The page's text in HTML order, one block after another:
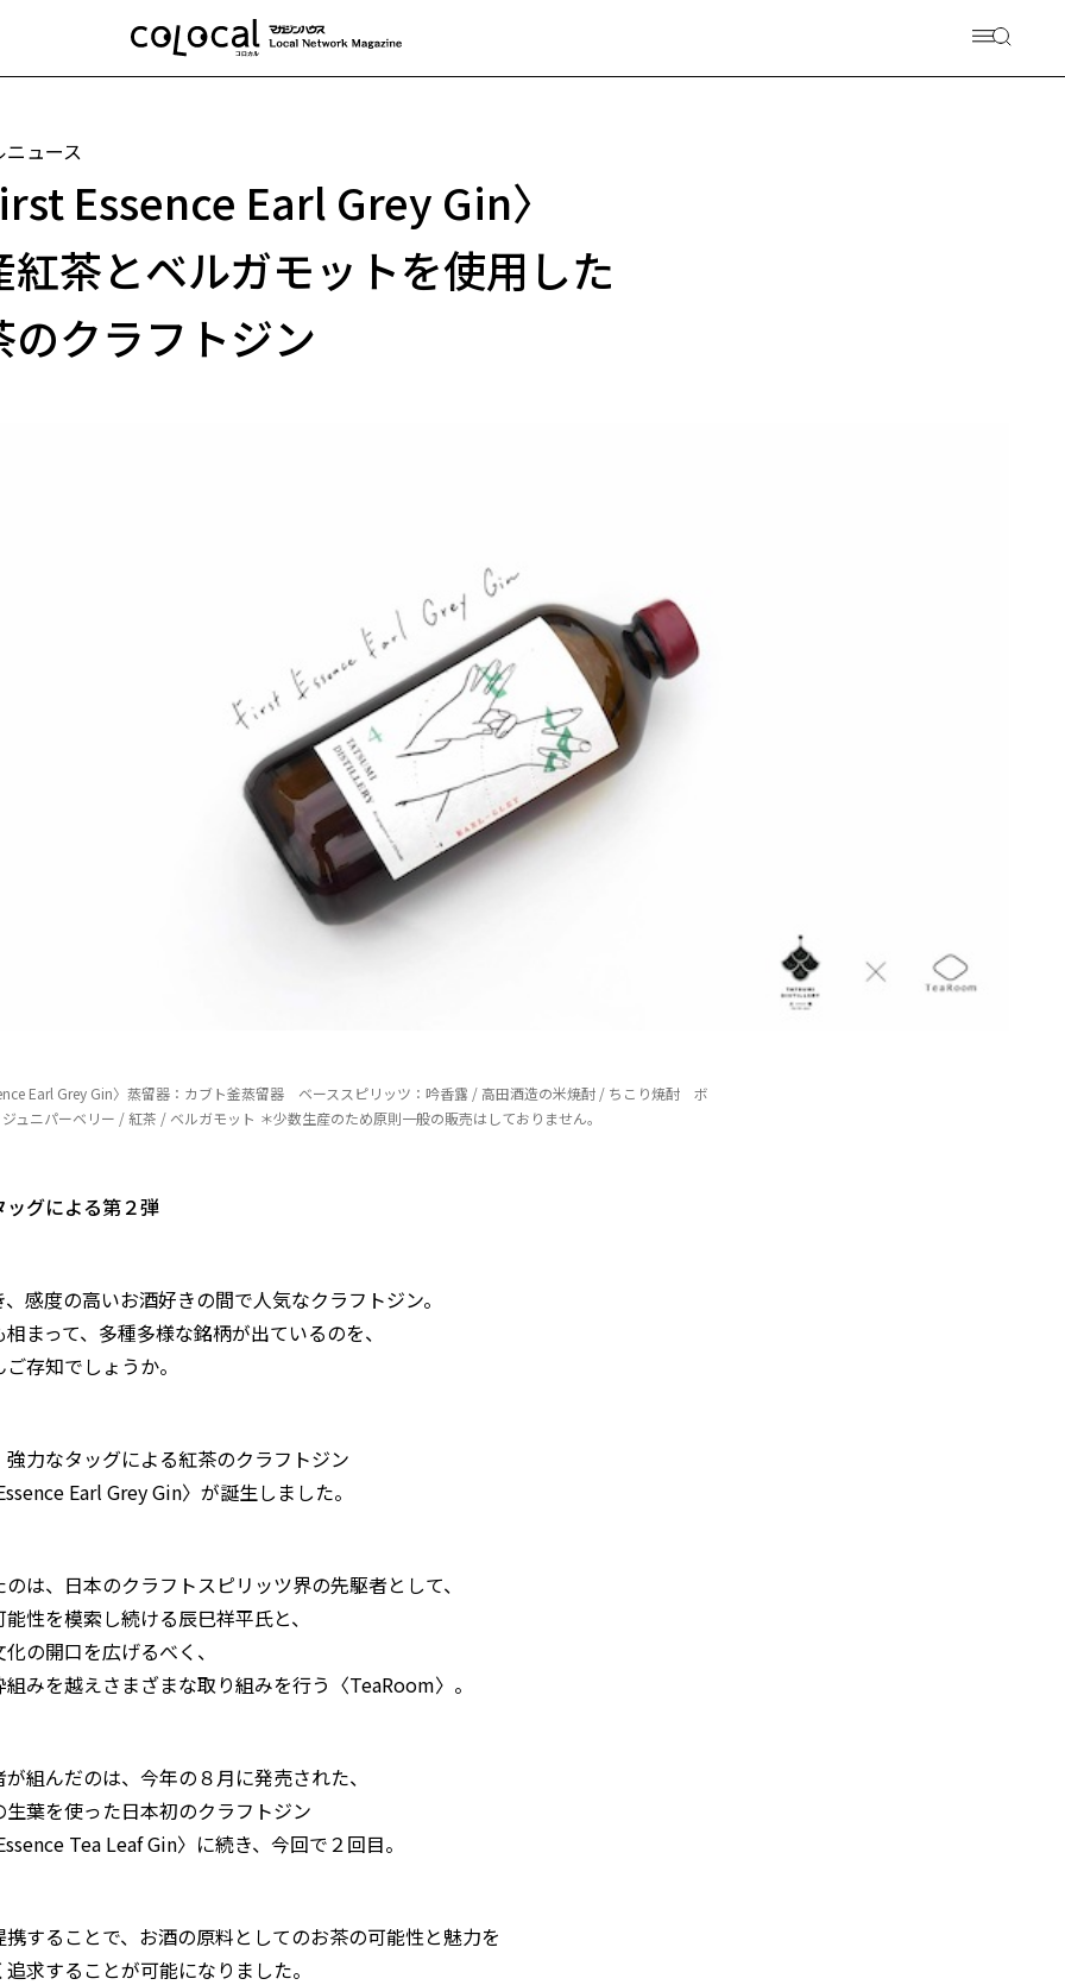
ュース
Essence Earl Grey Gin〉
紅茶とベルガモットを使用した
のクラフトジン
Earl Grey Gin〉蒸留器：カブト釜蒸留器 ベーススピリッツ：吟香露 / 高田酒造の米焼酎 / ちこり焼酎 ボ
ュニパーベリー / 紅茶 / ベルガモット ＊少数生産のため原則一般の販売はしておりません。
ッグによる第２弾
感度の高いお酒好きの間で人気なクラフトジン。
まって、多種多様な銘柄が出ているのを、
存知でしょうか。
強力なタッグによる紅茶のクラフトジン
Earl Grey Gin〉が誕生しました。
は、日本のクラフトスピリッツ界の先駆者として、
性を模索し続ける辰巳祥平氏と、
の開口を広げるべく、
みを越えさまざまな取り組みを行う〈TeaRoom〉。
組んだのは、今年の８月に発売された、
生葉を使った日本初のクラフトジン
Tea Leaf Gin〉に続き、今回で２回目。
携することで、お酒の原料としてのお茶の可能性と魅力を
求することが可能になりました。